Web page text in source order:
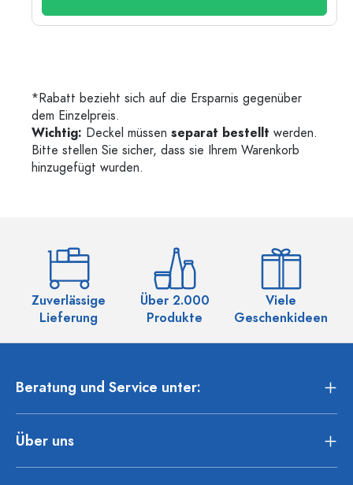
*Rabatt bezieht sich auf die Ersparnis gegenüber
dem Einzelpreis.
Wichtig: Deckel müssen separat bestellt werden.
Bitte stellen Sie sicher, dass sie Ihrem Warenkorb
hinzugefügt wurden.
Zuverlässige
Lieferung
Über 2.000
Produkte
Viele
Geschenkideen
Beratung und Service unter:
Über uns